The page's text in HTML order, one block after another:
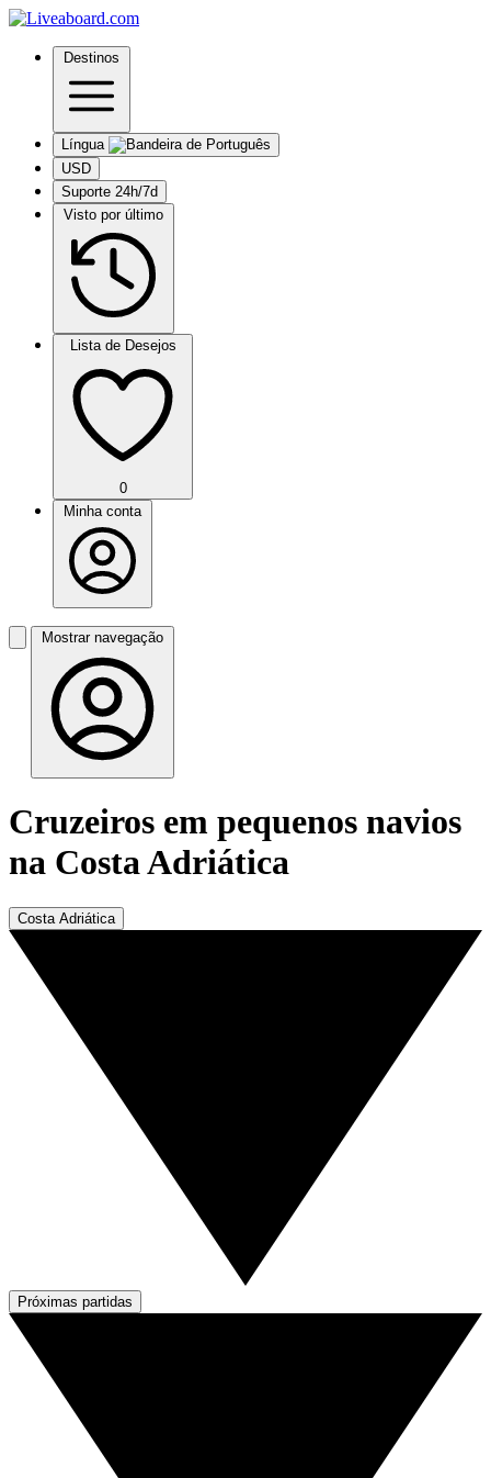
Destinos
Língua
USD
Suporte 24h/7d
Visto por último
Lista de Desejos
0
Minha conta
Mostrar navegação
Cruzeiros em pequenos navios
na Costa Adriática
Costa Adriática
Próximas partidas